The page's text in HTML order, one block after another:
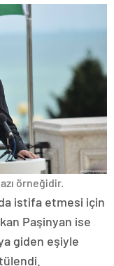
örneğidir.
istifa etmesi için
Paşinyan ise
giden eşiyle